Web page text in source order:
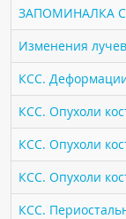
Магнитно-
Спросить
ПОМОЩЬ
ЗАПОМИНАЛКА
Изменения
КСС.
КСС. Опухоли
КСС. Опухоли
КСС. Опухоли
КСС.